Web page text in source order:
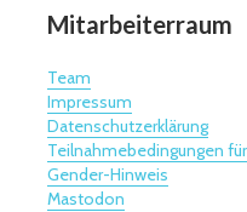
Mitarbeiterraum
Team
Impressum
Datenschutzerklärung
Teilnahmebedingungen
Gender-Hinweis
Mastodon